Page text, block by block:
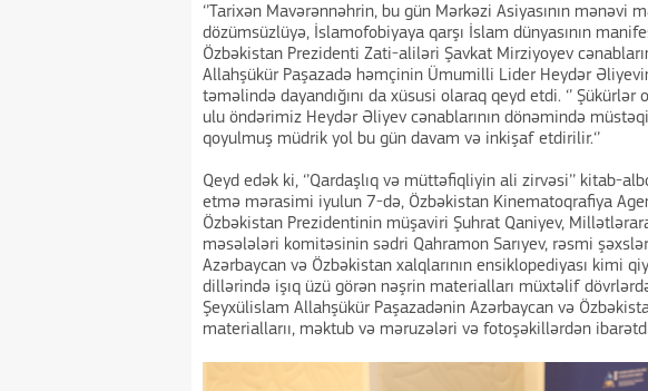
‘’Tarixən Mavərənnəhrin, bu gün Mərkəzi Asiyasının mənəvi
dözümsüzlüyə, İslamofobiyaya qarşı İslam dünyasının
Özbəkistan Prezidenti Zati-aliləri Şavkat Mirziyoyev
Allahşükür Paşazadə həmçinin Ümumilli Lider Heydər
təməlində dayandığını da xüsusi olaraq qeyd etdi. ‘’
ulu öndərimiz Heydər Əliyev cənablarının dönəmində
qoyulmuş müdrik yol bu gün davam və inkişaf etdirilir.‘’
Qeyd edək ki, ‘’Qardaşlıq və müttəfiqliyin ali zirvəsi’’ kitab-
etmə mərasimi iyulun 7-də, Özbəkistan Kinematoqrafiya
Özbəkistan Prezidentinin müşaviri Şuhrat Qaniyev,
məsələləri komitəsinin sədri Qahramon Sarıyev, rəsmi
Azərbaycan və Özbəkistan xalqlarının ensiklopediyası kimi
dillərində işıq üzü görən nəşrin materialları müxtəlif
Şeyxülislam Allahşükür Paşazadənin Azərbaycan və
materiallarıı, məktub və məruzələri və fotoşəkillərdən